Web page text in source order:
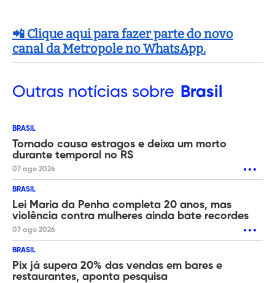
📲 Clique aqui para fazer parte do novo
canal da Metropole no WhatsApp.
Outras notícias sobre Brasil
BRASIL
Tornado causa estragos e deixa um morto
durante temporal no RS
07 ago 2026
BRASIL
Lei Maria da Penha completa 20 anos, mas
violência contra mulheres ainda bate recordes
07 ago 2026
BRASIL
Pix já supera 20% das vendas em bares e
restaurantes, aponta pesquisa